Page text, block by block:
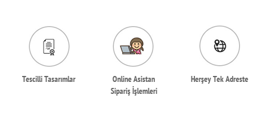
Tescilli Tasarımlar
Online Asistan
Sipariş İşlemleri
Herşey Tek Adreste